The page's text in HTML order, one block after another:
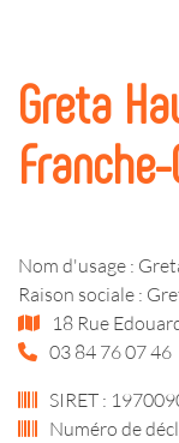
Greta
Nom d'usage :
Raison sociale :
18 Rue
03 84 76 07 46
SIRET :
Numéro de